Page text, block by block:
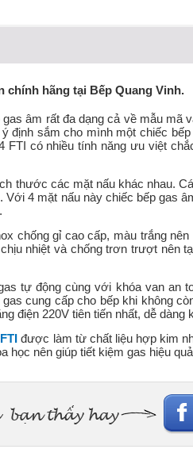
chính hãng tại Bếp Quang Vinh.
gas âm rất đa dạng cả về mẫu mã
định sắm cho mình một chiếc
FTI có nhiều tính năng ưu việt
thước các mặt nấu khác nhau.
4 mặt nấu này chiếc bếp gas
chống gỉ cao cấp, màu trắng
nhiệt và chống trơn trượt nên
tự động cùng với khóa van an
cung cấp cho bếp khi không
điện 220V tiên tiến nhất, dễ dàng
được làm từ chất liệu hợp kim
học nên giúp tiết kiệm gas hiệu